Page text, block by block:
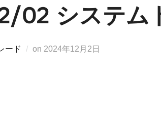
02 システム
ード on 投
2024年12月2日